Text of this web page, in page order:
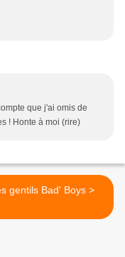
que j'ai omis de
! Honte à moi (rire)
Les gentils Bad' Boys >